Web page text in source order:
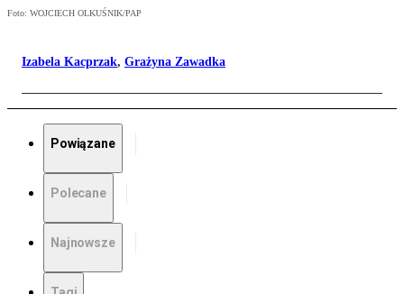
Foto: WOJCIECH OLKUŚNIK/PAP
Izabela Kacprzak, Grażyna Zawadka
Powiązane
Polecane
Najnowsze